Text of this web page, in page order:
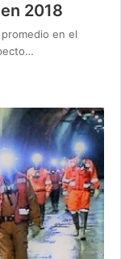
2018
en el